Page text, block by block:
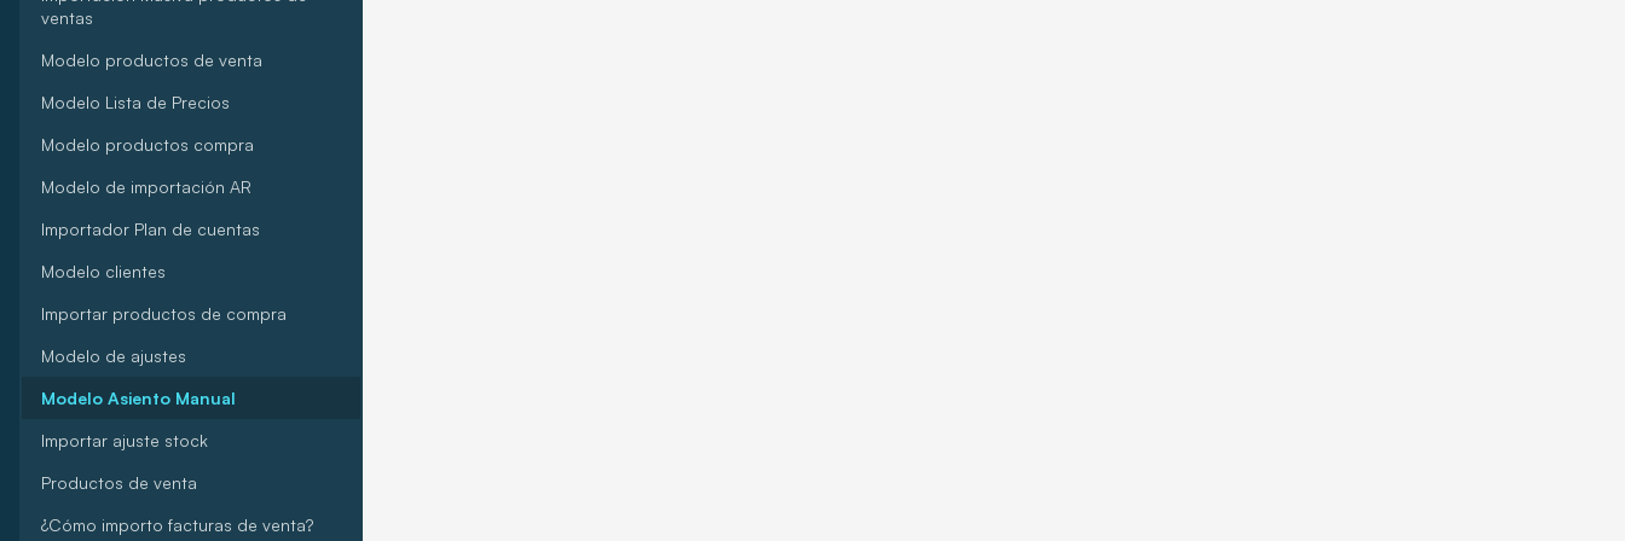
ventas
Modelo productos de venta
Modelo Lista de Precios
Modelo productos compra
Modelo de importación AR
Importador Plan de cuentas
Modelo clientes
Importar productos de compra
Modelo de ajustes
Modelo Asiento Manual
Importar ajuste stock
Productos de venta
¿Cómo importo facturas de venta?